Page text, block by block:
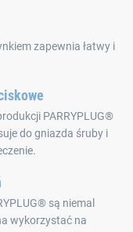
zapewnia łatwy i
PARRYPLUG®
do gniazda śruby i
są niemal
wykorzystać na